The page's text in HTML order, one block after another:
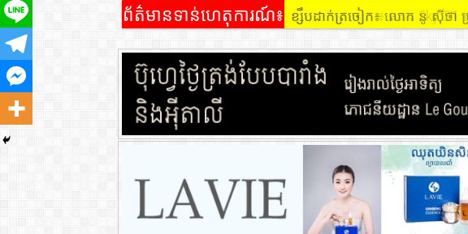
ព័ត៌មានទាន់ហេតុការណ៍៖ ខ្សឹបដាក់ត្រចៀក ៖ អគារ Sky